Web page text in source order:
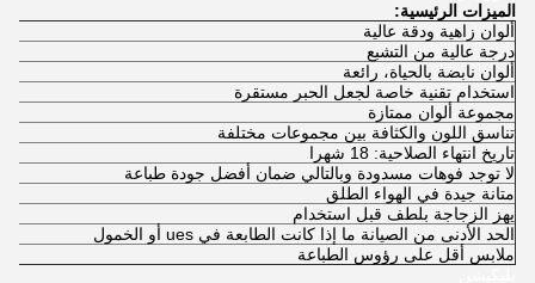
الميزات الرئيسية:
ألوان زاهية ودقة عالية
درجة عالية من التشبع
ألوان نابضة بالحياة، رائعة
استخدام تقنية خاصة لجعل الحبر مستقرة
مجموعة ألوان ممتازة
تناسق اللون والكثافة بين مجموعات مختلفة
تاريخ انتهاء الصلاحية: 18 شهرا
لا توجد فوهات مسدودة وبالتالي ضمان أفضل جودة طباعة
متانة جيدة في الهواء الطلق
يهز الزجاجة بلطف قبل استخدام
الحد الأدنى من الصيانة ما إذا كانت الطابعة في ues أو الخمول
ملابس أقل على رؤوس الطباعة